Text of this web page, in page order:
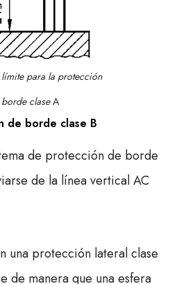
para la protección
claseA
de borde clase B
de protección de borde
de la línea vertical AC
una protección lateral clase
de manera que una esfera